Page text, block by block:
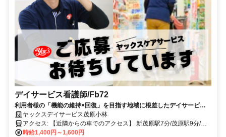
デイサービス看護師/Fb72
利用者様の「機能の維持×回復」を目指す地域に根差したデイサービス✨
週2～3日勤務 ✨ブランクOK ✨土曜・祝日手当50円 ✨髪型・髪色自
由♪
ヤックスデイサービス茂原小林
アクセス: 【近隣からの車でのアクセス】 新茂原駅7分/茂原駅9分/本
納駅13分 ※車通勤可
時給1,400円～1,600円